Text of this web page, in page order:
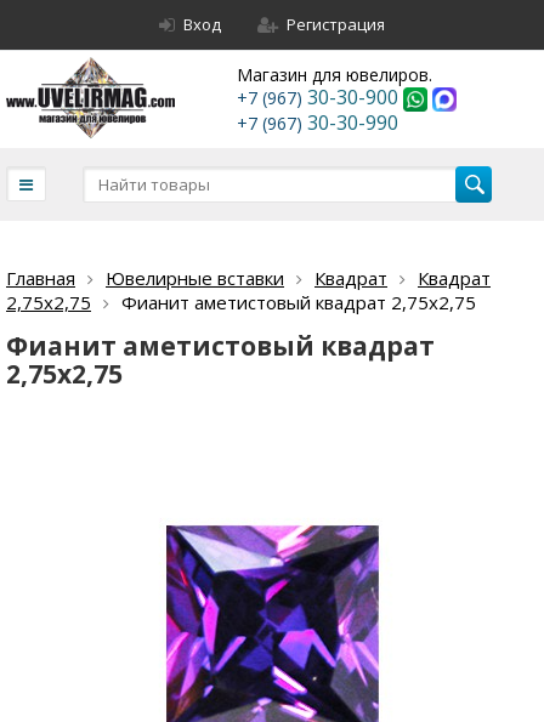
Вход Регистрация
Магазин для ювелиров.
+7 (967) 30-30-900
+7 (967) 30-30-990
Главная Ювелирные вставки Квадрат
Квадрат
2,75х2,75
Фианит аметистовый квадрат 2,75х2,75
Фианит аметистовый квадрат
2,75х2,75